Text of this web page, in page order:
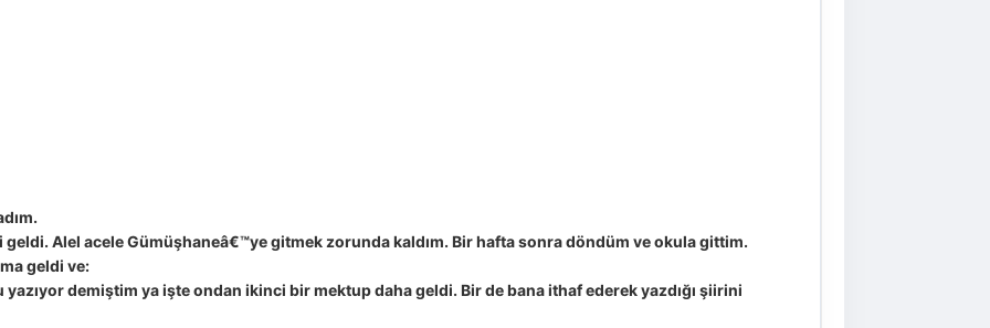
Alel acele Gümüşhaneâ€™ye gitmek zorunda kaldım. Bir hafta sonra döndüm ve okula gittim.
geldi ve:
demiştim ya işte ondan ikinci bir mektup daha geldi. Bir de bana ithaf ederek yazdığı şiirini